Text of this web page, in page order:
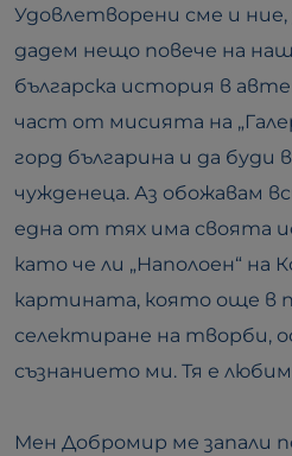
Удовлетворени сме и
дадем нещо повече на
българска история в
част от мисията на
горд българина и да буди
чужденеца. Аз обожавам
една от тях има своята
като че ли „Наполоен“ на
картината, която още в
селектиране на творби,
съзнанието ми. Тя е
Мен Добромир ме запали